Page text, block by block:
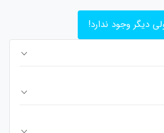
بود.
دیگر وجود ندارد!